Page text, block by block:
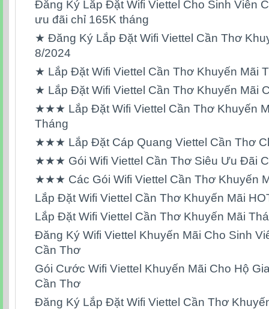
Đăng Ký Lắp Đặt Wifi Viettel Cho Sinh Viên
ưu đãi chỉ 165K tháng
★ Đăng Ký Lắp Đặt Wifi Viettel Cần Thơ
8/2024
★ Lắp Đặt Wifi Viettel Cần Thơ Khuyến Mãi
★ Lắp Đặt Wifi Viettel Cần Thơ Khuyến Mãi
★★★ Lắp Đặt Wifi Viettel Cần Thơ Khuyến
Tháng
★★★ Lắp Đặt Cáp Quang Viettel Cần Thơ
★★★ Gói Wifi Viettel Cần Thơ Siêu Ưu Đãi
★★★ Các Gói Wifi Viettel Cần Thơ Khuyến
Lắp Đặt Wifi Viettel Cần Thơ Khuyến Mãi
Lắp Đặt Wifi Viettel Cần Thơ Khuyến Mãi
Đăng Ký Wifi Viettel Khuyến Mãi Cho Sinh
Cần Thơ
Gói Cước Wifi Viettel Khuyến Mãi Cho Hộ
Cần Thơ
Đăng Ký Lắp Đặt Wifi Viettel Cần Thơ